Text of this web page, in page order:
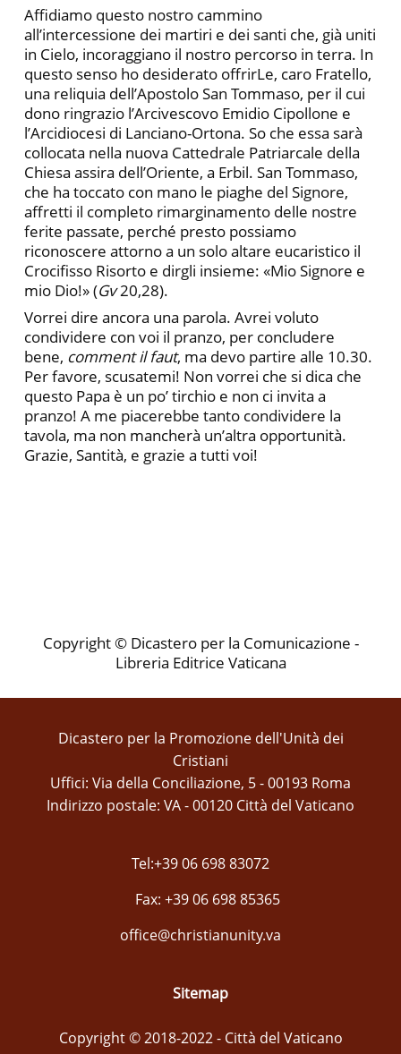
Affidiamo questo nostro cammino
all’intercessione dei martiri e dei santi che, già uniti
in Cielo, incoraggiano il nostro percorso in terra. In
questo senso ho desiderato offrirLe, caro Fratello,
una reliquia dell’Apostolo San Tommaso, per il cui
dono ringrazio l’Arcivescovo Emidio Cipollone e
l’Arcidiocesi di Lanciano-Ortona. So che essa sarà
collocata nella nuova Cattedrale Patriarcale della
Chiesa assira dell’Oriente, a Erbil. San Tommaso,
che ha toccato con mano le piaghe del Signore,
affretti il completo rimarginamento delle nostre
ferite passate, perché presto possiamo
riconoscere attorno a un solo altare eucaristico il
Crocifisso Risorto e dirgli insieme: «Mio Signore e
mio Dio!» (Gv20,28).
Vorrei dire ancora una parola. Avrei voluto
condividere con voi il pranzo, per concludere
bene, comment il faut, ma devo partire alle 10.30.
Per favore, scusatemi! Non vorrei che si dica che
questo Papa è un po’ tirchio e non ci invita a
pranzo! A me piacerebbe tanto condividere la
tavola, ma non mancherà un’altra opportunità.
Grazie, Santità, e grazie a tutti voi!
Copyright © Dicastero per la Comunicazione -
Libreria Editrice Vaticana
Dicastero per la Promozione dell'Unità dei
Cristiani
Uffici: Via della Conciliazione, 5 - 00193 Roma
Indirizzo postale: VA - 00120 Città del Vaticano
Tel:+39 06 698 83072
Fax: +39 06 698 85365
office@christianunity.va
Sitemap
Copyright © 2018-2022 - Città del Vaticano